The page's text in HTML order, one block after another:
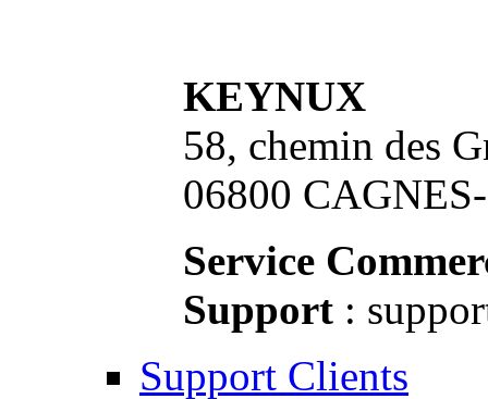
KEYNUX
58, chemin des
06800
Service
Support :
Support Clients